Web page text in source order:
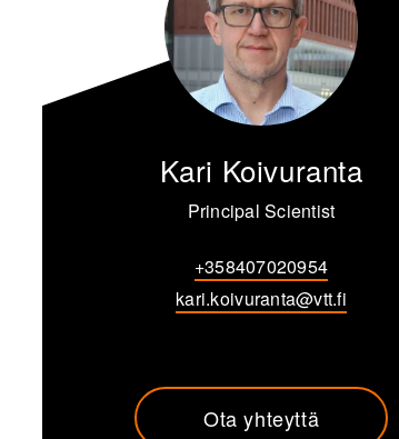
Kari Koivuranta
Principal Scientist
+358407020954
kari.koivuranta@vtt.fi
Ota yhteyttä